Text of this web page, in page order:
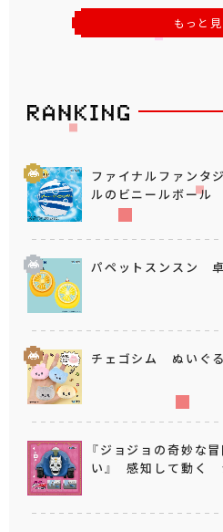
もっと見
ファイナルファン
ルのビニールボール
パペットスンスン
チェゴシム ぬいぐ
『ジョジョの奇妙な
い』 感知して動く